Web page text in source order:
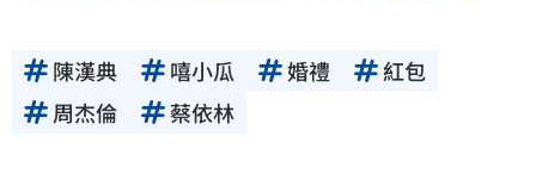
陳漢典 嘻小瓜 婚禮
紅包
周杰倫
蔡依林